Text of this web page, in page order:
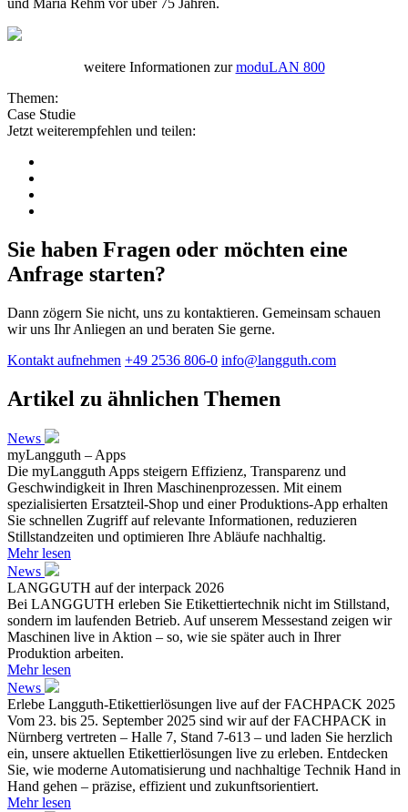
weitere Informationen zurmoduLAN 800
Themen:
Case Studie
Jetzt weiterempfehlen und teilen:
Sie haben Fragen oder möchten eine
Anfrage starten?
Dann zögern Sie nicht, uns zu kontaktieren. Gemeinsam schauen
wir uns Ihr Anliegen an und beraten Sie gerne.
Kontakt aufnehmen +49 2536 806-0 info@langguth.com
Artikel zu ähnlichen Themen
News
myLangguth – Apps
Die myLangguth Apps steigern Effizienz, Transparenz und
Geschwindigkeit in Ihren Maschinenprozessen. Mit einem
spezialisierten Ersatzteil-Shop und einer Produktions-App erhalten
Sie schnellen Zugriff auf relevante Informationen, reduzieren
Stillstandzeiten und optimieren Ihre Abläufe nachhaltig.
Mehr lesen
News
LANGGUTH auf der interpack 2026
Bei LANGGUTH erleben Sie Etikettiertechnik nicht im Stillstand,
sondern im laufenden Betrieb. Auf unserem Messestand zeigen wir
Maschinen live in Aktion – so, wie sie später auch in Ihrer
Produktion arbeiten.
Mehr lesen
News
Erlebe Langguth-Etikettierlösungen live auf der FACHPACK 2025
Vom 23. bis 25. September 2025 sind wir auf der FACHPACK in
Nürnberg vertreten – Halle 7, Stand 7-613 – und laden Sie herzlich
ein, unsere aktuellen Etikettierlösungen live zu erleben. Entdecken
Sie, wie moderne Automatisierung und nachhaltige Technik Hand in
Hand gehen – präzise, effizient und zukunftsorientiert.
Mehr lesen